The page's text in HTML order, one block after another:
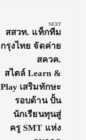
NEXT
Next
Post:
สสวท. แท็กทีม
กรุงไทย จัดค่าย
สควค.
สไตล์ Learn &
Play เสริมทักษะ
รอบด้าน ปั้น
นักเรียนทุนสู่
ครู SMT แห่ง